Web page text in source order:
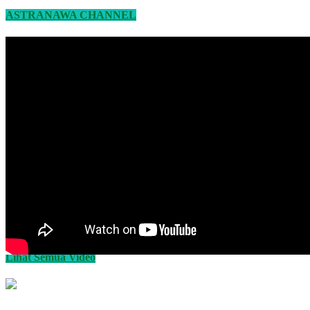
ASTRANAWA CHANNEL
Lihat Semua Video